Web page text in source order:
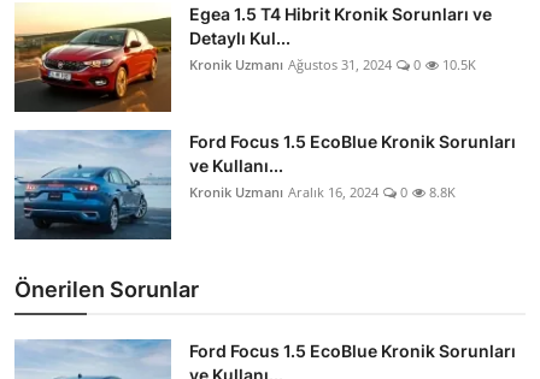
Egea 1.5 T4 Hibrit Kronik Sorunları ve
Detaylı Kul...
Kronik Uzmanı Ağustos 31, 2024 0 10.5K
Ford Focus 1.5 EcoBlue Kronik Sorunları
ve Kullanı...
Kronik Uzmanı Aralık 16, 2024 0 8.8K
Önerilen Sorunlar
Ford Focus 1.5 EcoBlue Kronik Sorunları
ve Kullanı...